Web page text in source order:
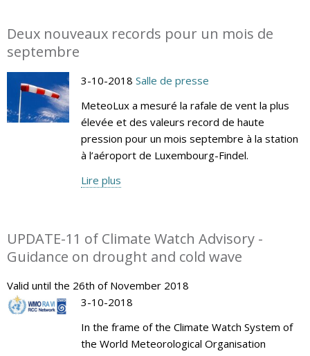
Deux nouveaux records pour un mois de
septembre
3-10-2018 Salle de presse
MeteoLux a mesuré la rafale de vent la plus
élevée et des valeurs record de haute
pression pour un mois septembre à la station
à l’aéroport de Luxembourg-Findel.
Lire plus
UPDATE-11 of Climate Watch Advisory -
Guidance on drought and cold wave
Valid until the 26th of November 2018
3-10-2018
In the frame of the Climate Watch System of
the World Meteorological Organisation